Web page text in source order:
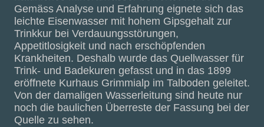
Gemäss Analyse und Erfahrung eignete sich das
leichte Eisenwasser mit hohem Gipsgehalt zur
Trinkkur bei Verdauungsstörungen,
Appetitlosigkeit und nach erschöpfenden
Krankheiten. Deshalb wurde das Quellwasser für
Trink- und Badekuren gefasst und in das 1899
eröffnete Kurhaus Grimmialp im Talboden geleitet.
Von der damaligen Wasserleitung sind heute nur
noch die baulichen Überreste der Fassung bei der
Quelle zu sehen.